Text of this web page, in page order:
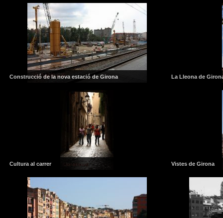
Construcció de la nova estació de Girona La Lleona de
Cultura al carrer Vistes de Girona